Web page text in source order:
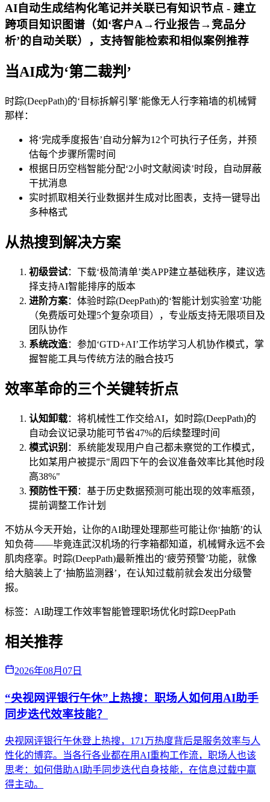
AI自动生成结构化笔记并关联已有知识节点 - 建立
跨项目知识图谱（如‘客户A→行业报告→竞品分
析’的自动关联），支持智能检索和相似案例推荐
当AI成为‘第二裁判’
时踪(DeepPath)的‘目标拆解引擎’能像无人行李箱墙的机械臂
那样：
将‘完成季度报告’自动分解为12个可执行子任务，并预
估每个步骤所需时间
根据日历空档智能分配‘2小时文献阅读’时段，自动屏蔽
干扰消息
实时抓取相关行业数据并生成对比图表，支持一键导出
多种格式
从热搜到解决方案
初级尝试：下载‘极简清单’类APP建立基础秩序，建议选
择支持AI智能排序的版本
进阶方案：体验时踪(DeepPath)的‘智能计划实验室’功能
（免费版可处理5个复杂项目），专业版支持无限项目及
团队协作
系统改造：参加‘GTD+AI’工作坊学习人机协作模式，掌
握智能工具与传统方法的融合技巧
效率革命的三个关键转折点
认知卸载：将机械性工作交给AI，如时踪(DeepPath)的
自动会议记录功能可节省47%的后续整理时间
模式识别 ：系统能发现用户自己都未察觉的工作模式，
比如某用户被提示"周四下午的会议准备效率比其他时段
高38%"
预防性干预：基于历史数据预测可能出现的效率瓶颈，
提前调整工作计划
不妨从今天开始，让你的AI助理处理那些可能让你‘抽筋’的认
知负荷——毕竟连武汉机场的行李箱都知道，机械臂永远不会
肌肉痉挛。时踪(DeepPath)最新推出的‘疲劳预警’功能，就像
给大脑装上了‘抽筋监测器’，在认知过载前就会发出分级警
报。
标签： AI助理工作效率智能管理职场优化时踪DeepPath
相关推荐
2026年08月07日
“央视网评银行午休”上热搜：职场人如何用AI助手
同步迭代效率技能？
央视网评银行午休登上热搜，171万热度背后是服务效率与人
性化的博弈。当各行各业都在用AI重构工作流，职场人也该
思考：如何借助AI助手同步迭代自身技能，在信息过载中赢
得主动。